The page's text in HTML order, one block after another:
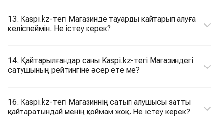
13. Kaspi.kz-тегі Магазинде тауарды қайтарып алуға
келіспеймін. Не істеу керек?
14. Қайтарылғандар саны Kaspi.kz-тегі Магазиндегі
сатушының рейтингіне әсер ете ме?
16. Kaspi.kz-тегі Магазиннің сатып алушысы затты
қайтаратындай менің қоймам жоқ. Не істеу керек?